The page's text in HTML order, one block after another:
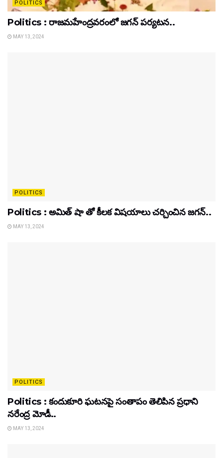
POLITICS
Politics : రాజమహేంద్రవరంలో జగన్ పర్యటన..
MAY 13, 2024
POLITICS
Politics : అమిత్ షా తో కీలక విషయాలు చర్చించిన జగన్..
MAY 13, 2024
POLITICS
Politics : కందుకూరి ఘటనపై సంతాపం తెలిపిన ప్రధాని
నరేంద్ర మోడీ..
MAY 13, 2024